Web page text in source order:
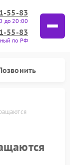
55-83
до 20:00
55-83
по РФ